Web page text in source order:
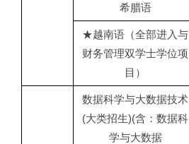
希腊语
★越南语（全部进入与
财务管理双学士学位项
目）
数据科学与大数据技术
(大类招生)(含：数据科
学与大数据